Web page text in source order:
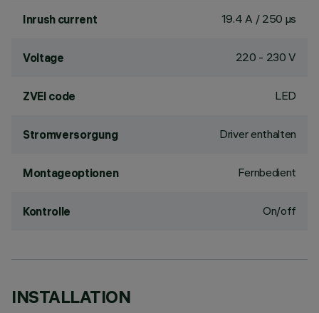
Inrush current 19.4 A / 250 µs
Voltage 220 - 230 V
ZVEI code LED
Stromversorgung Driver enthalten
Montageoptionen Fernbedient
Kontrolle On/off
INSTALLATION